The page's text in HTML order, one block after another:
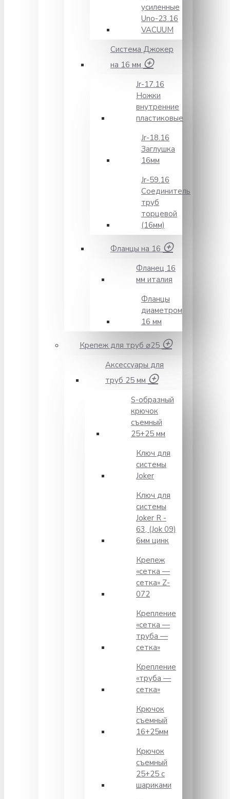
усиленные
Unо-23.16
VACUUM
Система Джокер
на 16 мм
Jr-17.16
Ножки
внутренние
пластиковые
Jr-18.16
Заглушка
16мм
Jr-59.16
Соединитель
труб
торцевой
(16мм)
Фланцы на 16
Фланец 16
мм италия
Фланцы
диаметром
16 мм
Крепеж для труб ⌀25
Аксессуары для
труб 25 мм
S-образный
крючок
съемный
25+25 мм
Ключ для
системы
Joker
Ключ для
системы
Joker R -
63, (Jok 09)
6мм цинк
Крепеж
«сетка —
сетка» Z-
072
Крепление
«сетка —
труба —
сетка»
Крепление
«труба —
сетка»
Крючок
съемный
16+25мм
Крючок
съемный
25+25 с
шариками